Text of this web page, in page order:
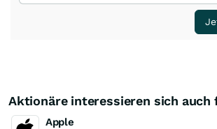
Aktionäre interessieren sich auch
Apple